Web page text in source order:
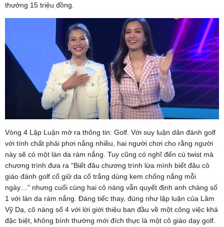
thưởng 15 triệu đồng.
Vòng 4 Lập Luận mở ra thông tin: Golf. Với suy luận dân đánh golf
với tính chất phải phơi nắng nhiều, hai người chơi cho rằng người
này sẽ có một làn da rám nắng. Tuy cũng có nghĩ đến cú twist mà
chương trình đưa ra “Biết đâu chương trình lừa mình biết đâu cô
giáo đánh golf cổ giữ da cổ trắng dùng kem chống nắng mỗi
ngày…” nhưng cuối cùng hai cô nàng vẫn quyết định anh chàng số
1 với làn da rám nắng. Đáng tiếc thay, đúng như lập luận của Lâm
Vỹ Dạ, cô nàng số 4 với lời giới thiệu ban đầu về một công việc khá
đặc biệt, không bình thường mới đích thực là một cô giáo dạy golf.